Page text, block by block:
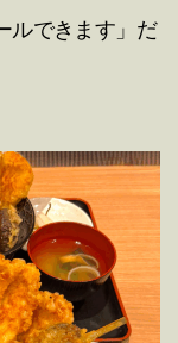
ルできます」だ